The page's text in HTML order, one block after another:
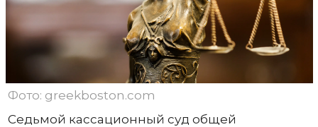
Фото: greekboston.com
Седьмой кассационный суд общей